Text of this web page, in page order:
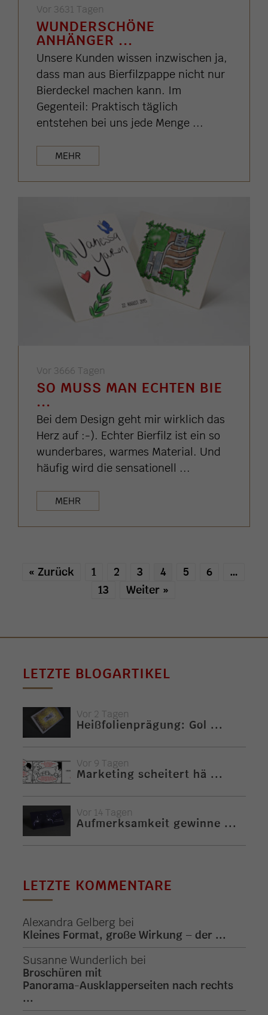
Vor 3631 Tagen
WUNDERSCHÖNE
ANHÄNGER ...
Unsere Kunden wissen inzwischen ja,
dass man aus Bierfilzpappe nicht nur
Bierdeckel machen kann. Im
Gegenteil: Praktisch täglich
entstehen bei uns jede Menge ...
MEHR
Vor 3666 Tagen
SO MUSS MAN ECHTEN BIE
...
Bei dem Design geht mir wirklich das
Herz auf :-). Echter Bierfilz ist ein so
wunderbares, warmes Material. Und
häufig wird die sensationell ...
MEHR
« Zurück 1 2 3 4 5 6
…
13
Weiter »
LETZTE BLOGARTIKEL
Vor 2 Tagen
Heißfolienprägung: Gol ...
Vor 9 Tagen
Marketing scheitert hä ...
Vor 14 Tagen
Aufmerksamkeit gewinne ...
LETZTE KOMMENTARE
Alexandra Gelberg bei
Kleines Format, große Wirkung – der ...
Susanne Wunderlich bei
Broschüren mit
Panorama-Ausklapperseiten nach rechts
...